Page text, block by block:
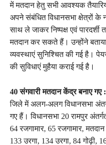
में मतदान हेतु सभी आवश्यक
अपने संबंधित विधानसभा क्षेत्रों के
साथ ले जाकर निष्पक्ष एवं
मतदान कर सकते हैं। उन्होंने
व्यवस्थाएं सुनिश्चित की गई है।
की सुविधाएं मुहैया कराई गई है।
40 संगवारी मतदान केंद्र बनाए गए
जिले में अलग-अलग विधानसभा
गए हैं। विधानसभा 20 रामपुर
64 रजगामार, 65 रजगामार,
133 उरगा, 134 उरगा, 84 गोढ़ी,